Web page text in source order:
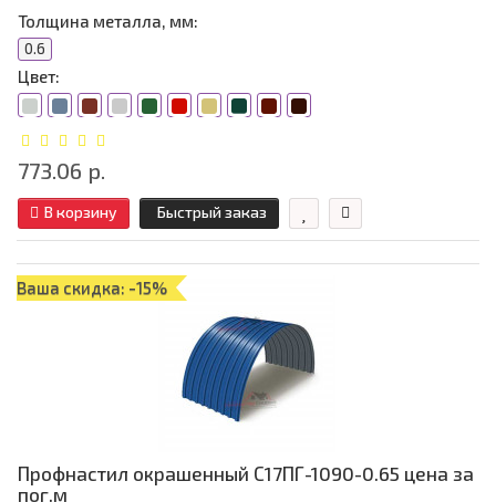
Толщина металла, мм:
0.6
Цвет:
773.06 р.
В корзину Быстрый заказ
Ваша скидка: -15%
Профнастил окрашенный С17ПГ-1090-0.65 цена за
пог.м